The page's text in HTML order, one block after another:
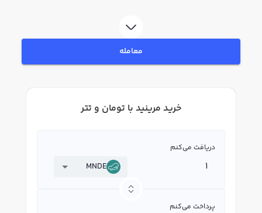
بپردازید. در بازار رابکس، قیمت لحظه‌ای، نمودار و امکانات فروش مرینید نیز در
دسترس شما قرار دارد تا بتوانید تصمیمات بهتری در معاملات خود بگیرید.
معامله
خرید مرینید با تومان و تتر
دریافت می‌کنم
MNDE
پرداخت می‌کنم